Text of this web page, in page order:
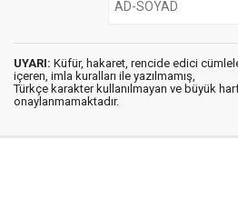
UYARI: Küfür, hakaret, rencide edici
içeren, imla kuralları ile yazılmamış,
Türkçe karakter kullanılmayan ve büyük
onaylanmamaktadır.